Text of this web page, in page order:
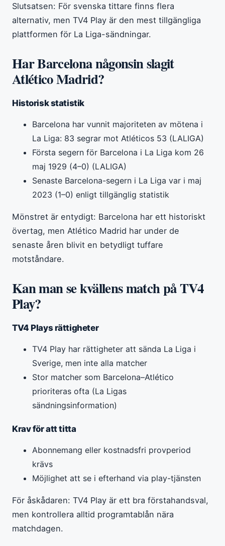
Slutsatsen: För svenska tittare finns flera
alternativ, men TV4 Play är den mest tillgängliga
plattformen för La Liga-sändningar.
Har Barcelona någonsin slagit
Atlético Madrid?
Historisk statistik
Barcelona har vunnit majoriteten av mötena i
La Liga: 83 segrar mot Atléticos 53 (LALIGA)
Första segern för Barcelona i La Liga kom 26
maj 1929 (4–0) (LALIGA)
Senaste Barcelona-segern i La Liga var i maj
2023 (1–0) enligt tillgänglig statistik
Mönstret är entydigt: Barcelona har ett historiskt
övertag, men Atlético Madrid har under de
senaste åren blivit en betydligt tuffare
motståndare.
Kan man se kvällens match på TV4
Play?
TV4 Plays rättigheter
TV4 Play har rättigheter att sända La Liga i
Sverige, men inte alla matcher
Stor matcher som Barcelona–Atlético
prioriteras ofta (La Ligas
sändningsinformation)
Krav för att titta
Abonnemang eller kostnadsfri provperiod
krävs
Möjlighet att se i efterhand via play-tjänsten
För åskådaren: TV4 Play är ett bra förstahandsval,
men kontrollera alltid programtablån nära
matchdagen.